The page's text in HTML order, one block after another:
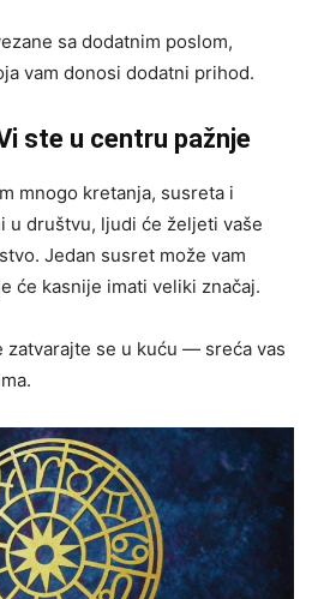
sa dodatnim poslom,
vam donosi dodatni prihod.
ste u centru pažnje
mnogo kretanja, susreta i
u društvu, ljudi će željeti vaše
Jedan susret može vam
će kasnije imati veliki značaj.
zatvarajte se u kuću — sreća vas